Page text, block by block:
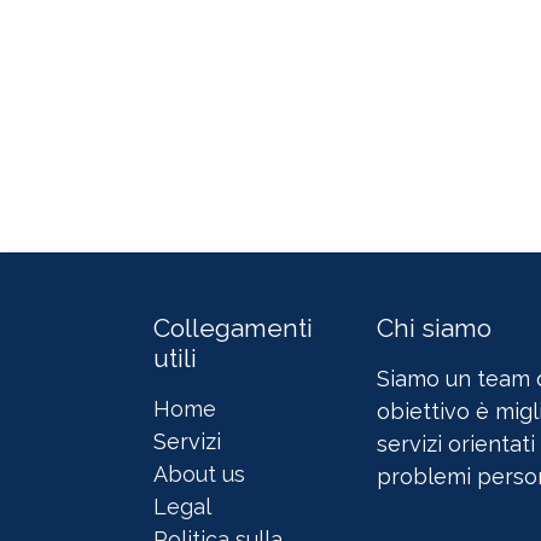
Collegamenti
utili
Home
Servizi
About us
Legal
Chi siamo
Siamo un team
obiettivo è
servizi orientati
problemi